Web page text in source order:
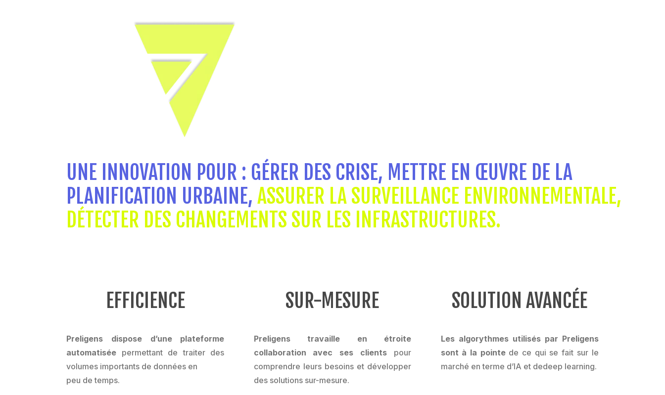
UNE INNOVATION POUR : GÉRER DES CRISE, METTRE EN ŒUVRE DE LA
PLANIFICATION URBAINE,ASSURER LA SURVEILLANCE ENVIRONNEMENTALE,
DÉTECTER DES CHANGEMENTS SUR LES INFRASTRUCTURES.
EFFICIENCE
Preligens dispose d’une plateforme
automatisée permettant de traiter des
volumes importants de données en
peu de temps.
SUR-MESURE
Preligens travaille en étroite
collaboration avec ses clients pour
comprendre leurs besoins et développer
des solutions sur-mesure.
SOLUTION AVANCÉE
Les algorythmes utilisés par Preligens
sont à la pointede ce qui se fait sur le
marché en terme d’IA et dedeep learning.